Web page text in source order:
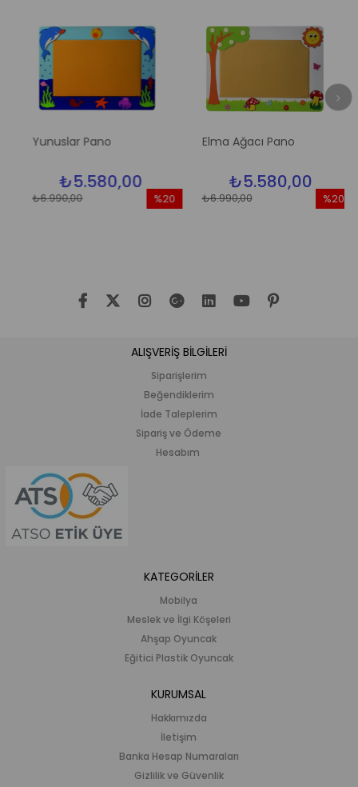
Yunuslar Pano
₺5.580,00
₺6.990,00
%20
Elma Ağacı Pano
₺5.580,00
₺6.990,00
%20
ALIŞVERİŞ BİLGİLERİ
Siparişlerim
Beğendiklerim
İade Taleplerim
Sipariş ve Ödeme
Hesabım
KATEGORİLER
Mobilya
Meslek ve İlgi Köşeleri
Ahşap Oyuncak
Eğitici Plastik Oyuncak
KURUMSAL
Hakkımızda
İletişim
Banka Hesap Numaraları
Gizlilik ve Güvenlik